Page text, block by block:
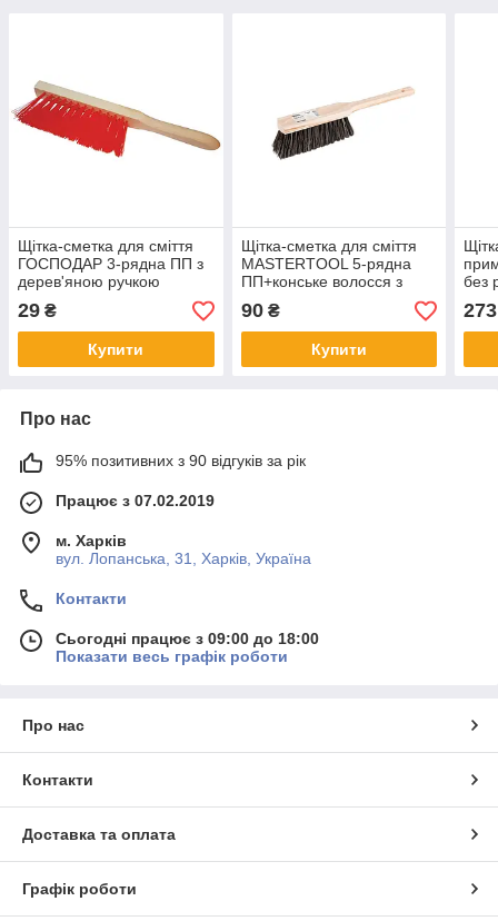
Щітка-сметка для сміття
ГОСПОДАР 3-рядна ПП з
дерев'яною ручкою
295х25х60 мм 14-5500
29 ₴
Купити
Щітка-сметка для сміття
MASTERTOOL 5-рядна
ПП+конське волосся з
дерев'яною ручкою
360х40х80 мм 14-6363
90₴
Купити
без
14-
273
Про нас
95% позитивних з 90 відгуків за рік
Працює з 07.02.2019
м. Харків
вул. Лопанська, 31, Харків, Україна
Контакти
Сьогодні працює з 09:00 до 18:00
Показати весь графік роботи
Про нас
Контакти
Доставка та оплата
Графік роботи